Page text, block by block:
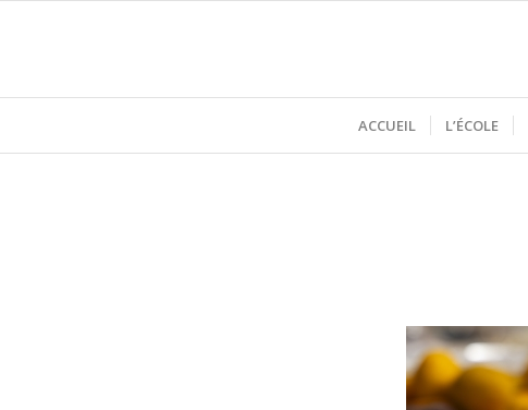
ACCUEIL L’ÉCOLE